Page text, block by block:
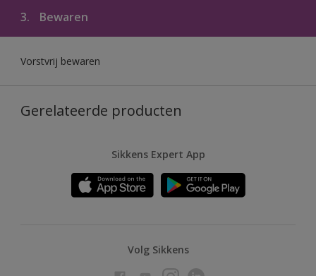
3. Bewaren
Vorstvrij bewaren
Gerelateerde producten
Sikkens Expert App
Volg Sikkens